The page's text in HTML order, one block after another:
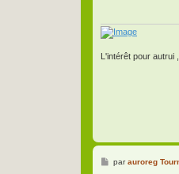
L'intérêt pour autrui
Mparauroreg